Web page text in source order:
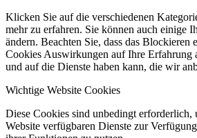
Klicken Sie auf die verschiedenen
mehr zu erfahren. Sie können auch einige
ändern. Beachten Sie, dass das Blockieren
Cookies Auswirkungen auf Ihre Erfahrung
und auf die Dienste haben kann, die wir
Wichtige Website Cookies
Diese Cookies sind unbedingt erforderlich,
Website verfügbaren Dienste zur